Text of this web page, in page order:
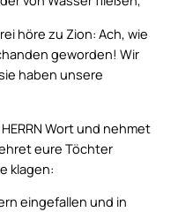
höre zu Zion: Ach, wie
geworden! Wir
haben unsere
Wort und nehmet
eure Töchter
klagen:
eingefallen und in